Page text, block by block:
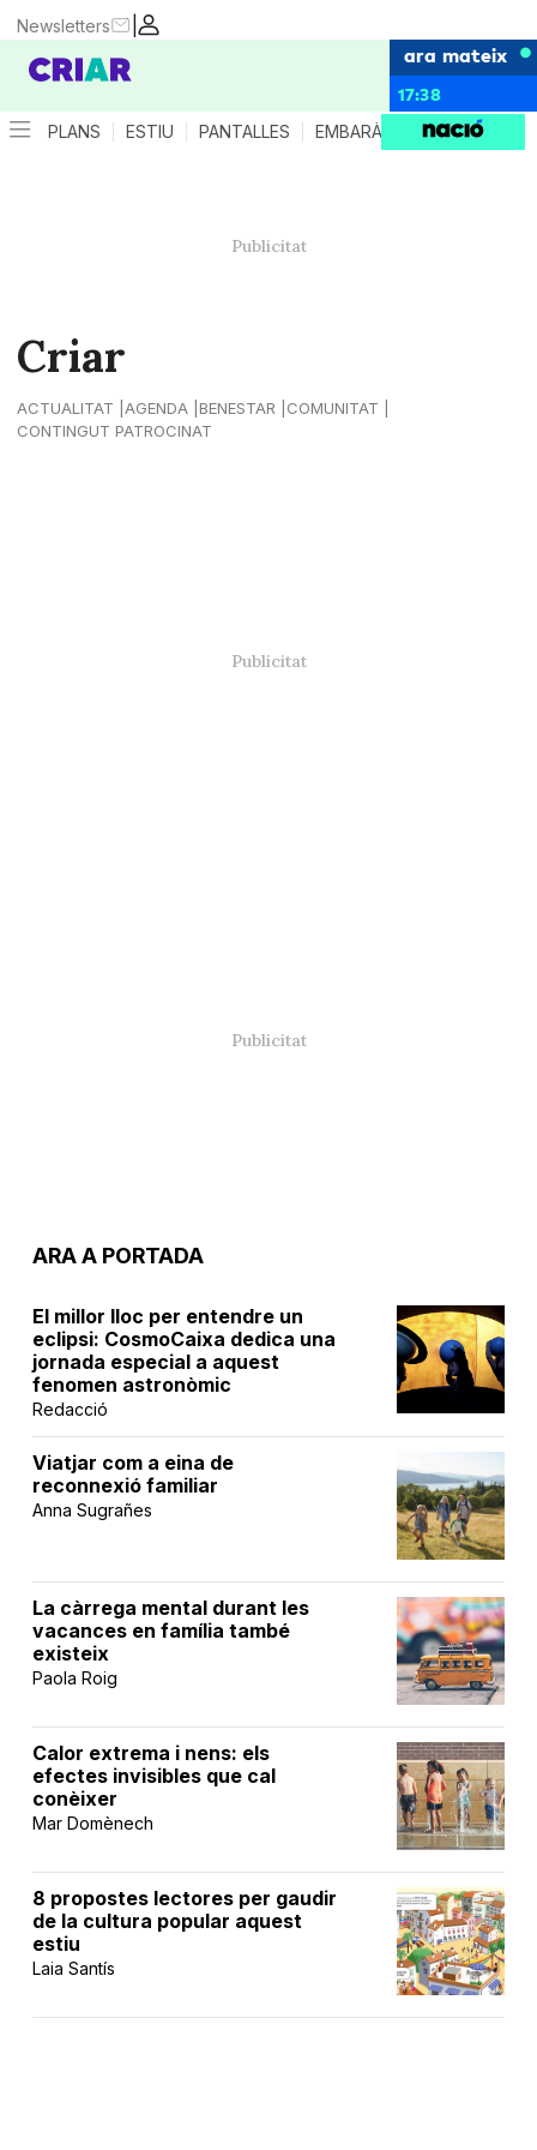
|
Newsletters
ara mateix
17:38
PLANS ESTIU PANTALLES EMBARÀS CRIANÇA
Criar
ACTUALITAT AGENDA BENESTAR
COMUNITAT
CONTINGUT PATROCINAT
ARA A PORTADA
El millor lloc per entendre un
eclipsi: CosmoCaixa dedica una
jornada especial a aquest
fenomen astronòmic
Redacció
Viatjar com a eina de
reconnexió familiar
Anna Sugrañes
La càrrega mental durant les
vacances en família també
existeix
Paola Roig
Calor extrema i nens: els
efectes invisibles que cal
conèixer
Mar Domènech
8 propostes lectores per gaudir
de la cultura popular aquest
estiu
Laia Santís